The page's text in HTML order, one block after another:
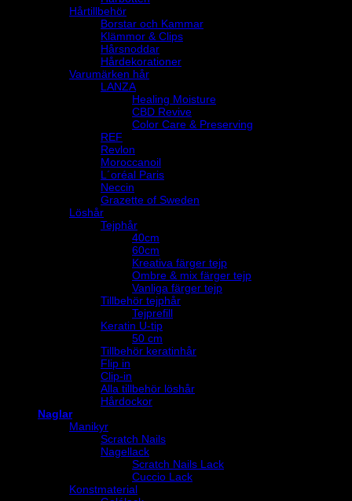
Hårtillbehör
Borstar och Kammar
Klämmor & Clips
Hårsnoddar
Hårdekorationer
Varumärken hår
LANZA
Healing Moisture
CBD Revive
Color Care & Preserving
REF
Revlon
Moroccanoil
L´oréal Paris
Neccin
Grazette of Sweden
Löshår
Tejphår
40cm
60cm
Kreativa färger tejp
Ombre & mix färger tejp
Vanliga färger tejp
Tillbehör tejphår
Tejprefill
Keratin U-tip
50 cm
Tillbehör keratinhår
Flip in
Clip-in
Alla tillbehör löshår
Hårdockor
Naglar
Manikyr
Scratch Nails
Nagellack
Scratch Nails Lack
Cuccio Lack
Konstmaterial